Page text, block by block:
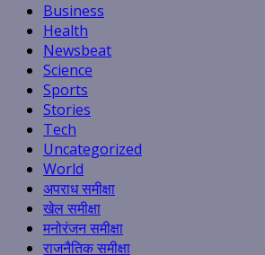
Business
Health
Newsbeat
Science
Sports
Stories
Tech
Uncategorized
World
अपराध समीक्षा
खेल समीक्षा
मनोरंजन समीक्षा
राजनैतिक समीक्षा